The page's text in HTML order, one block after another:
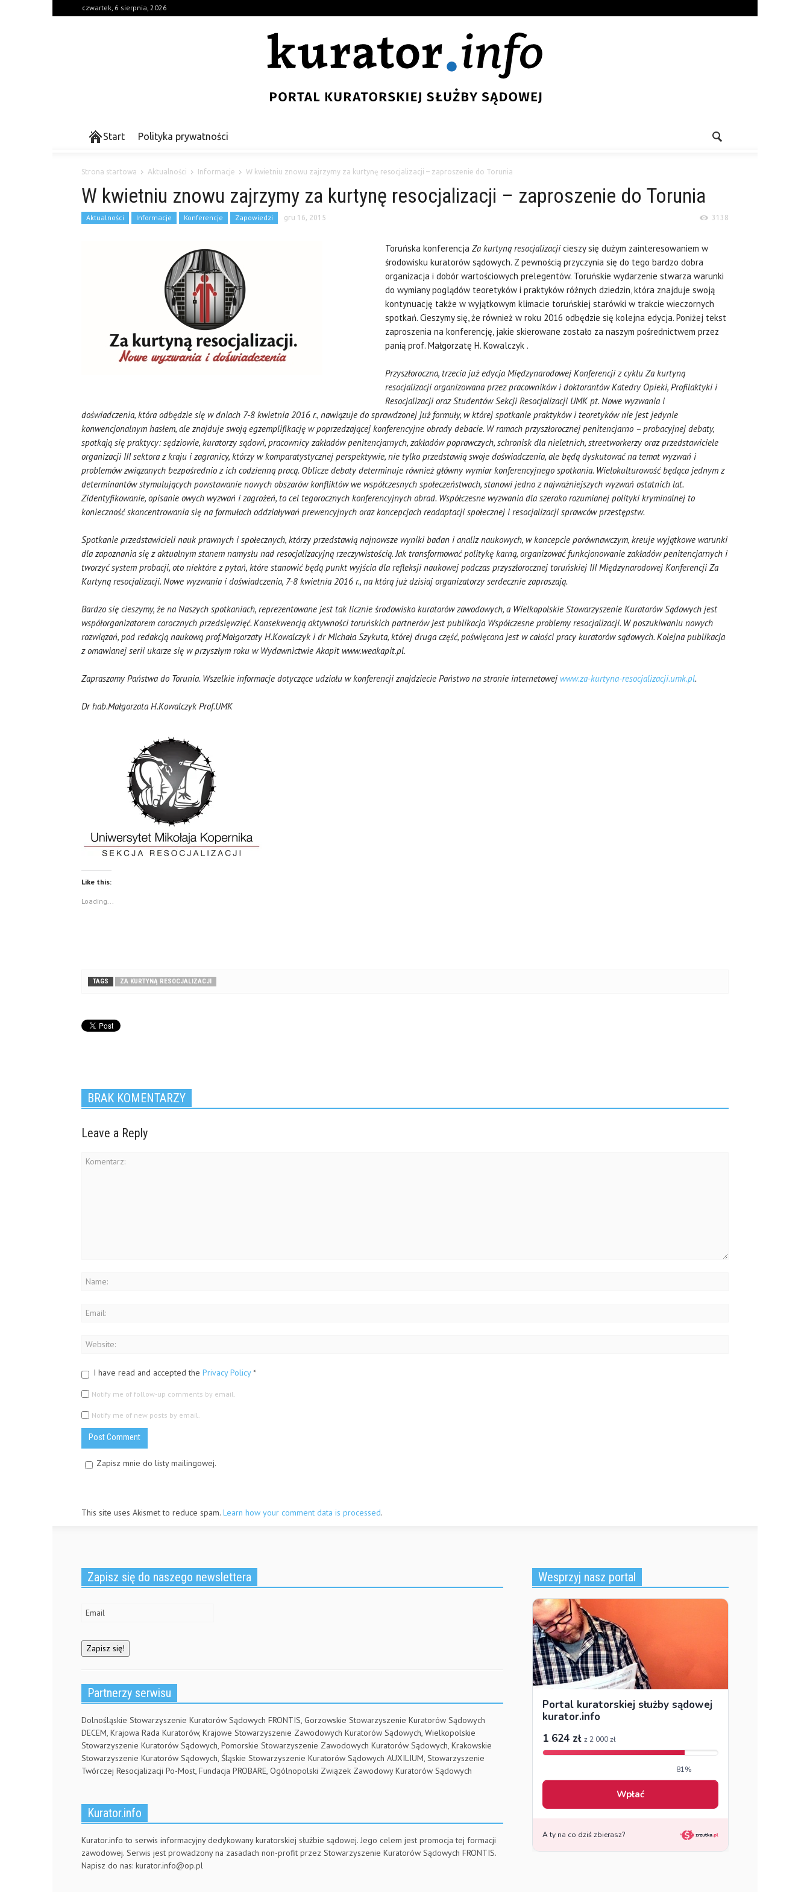
czwartek, 6 sierpnia, 2026
Start Polityka prywatności
Strona startowa Aktualności Informacje W kwietniu znowu zajrzymy za kurtynę resocjalizacji – zaproszenie do Torunia
W kwietniu znowu zajrzymy za kurtynę resocjalizacji – zaproszenie do Torunia
Aktualności Informacje Konferencje Zapowiedzi gru 16, 2015 3138
Toruńska konferencjaZa kurtyną resocjalizacjicieszy się dużym zainteresowaniem w
środowisku kuratorów sądowych. Z pewnością przyczynia się do tego bardzo dobra
organizacja i dobór wartościowych prelegentów. Toruńskie wydarzenie stwarza warunki
do wymiany poglądów teoretyków i praktyków różnych dziedzin, która znajduje swoją
kontynuację także w wyjątkowym klimacie toruńskiej starówki w trakcie wieczornych
spotkań. Cieszymy się, że również w roku 2016 odbędzie się kolejna edycja. Poniżej tekst
zaproszenia na konferencję, jakie skierowane zostało za naszym pośrednictwem przez
panią prof. Małgorzatę H. Kowalczyk .
Przyszłoroczna, trzecia już edycja Międzynarodowej Konferencji z cykluZa kurtyną
resocjalizacjiorganizowana przez pracowników i doktorantów Katedry Opieki, Profilaktyki i
Resocjalizacji oraz Studentów Sekcji Resocjalizacji UMK pt. Nowe wyzwania i
doświadczenia, która odbędzie się w dniach 7-8 kwietnia 2016 r., nawiązuje do sprawdzonej już formuły, w której spotkanie praktyków i teoretyków nie jest jedynie
konwencjonalnym hasłem, ale znajduje swoją egzemplifikację w poprzedzającej konferencyjne obrady debacie. W ramach przyszłorocznej penitencjarno – probacyjnej debaty,
spotkają się praktycy: sędziowie, kuratorzy sądowi, pracownicy zakładów penitencjarnych, zakładów poprawczych, schronisk dla nieletnich, streetworkerzy oraz przedstawiciele
organizacji III sektora z kraju i zagranicy, którzy w komparatystycznej perspektywie, nie tylko przedstawią swoje doświadczenia, ale będą dyskutować na temat wyzwań i
problemów związanych bezpośrednio z ich codzienną pracą. Oblicze debaty determinuje również główny wymiar konferencyjnego spotkania. Wielokulturowość będąca jednym z
determinantów stymulujących powstawanie nowych obszarów konfliktów we współczesnych społeczeństwach, stanowi jedno z najważniejszych wyzwań ostatnich lat.
Zidentyfikowanie, opisanie owych wyzwań i zagrożeń, to cel tegorocznych konferencyjnych obrad. Współczesne wyzwania dla szeroko rozumianej polityki kryminalnej to
konieczność skoncentrowania się na formułach oddziaływań prewencyjnych oraz koncepcjach readaptacji społecznej i resocjalizacji sprawców przestępstw.
Spotkanie przedstawicieli nauk prawnych i społecznych, którzy przedstawią najnowsze wyniki badan i analiz naukowych, w koncepcie porównawczym, kreuje wyjątkowe warunki
dla zapoznania się z aktualnym stanem namysłu nad resocjalizacyjną rzeczywistością. Jak transformować politykę karną, organizować funkcjonowanie zakładów penitencjarnych i
tworzyć system probacji, oto niektóre z pytań, które stanowić będą punkt wyjścia dla refleksji naukowej podczas przyszłorocznej toruńskiej IIIMiędzynarodowej Konferencji Za
Kurtyną resocjalizacji. Nowe wyzwania i doświadczenia, 7-8 kwietnia 2016 r., na którą już dzisiaj organizatorzy serdecznie zapraszają.
Bardzo się cieszymy, że na Naszych spotkaniach, reprezentowane jest tak licznie środowisko kuratorów zawodowych, a Wielkopolskie Stowarzyszenie Kuratorów Sądowych jest
współorganizatorem corocznych przedsięwzięć. Konsekwencją aktywności toruńskich partnerów jest publikacja Współczesne problemy resocjalizacji. W poszukiwaniu nowych
rozwiązań, pod redakcją naukową prof.Małgorzaty H.Kowalczyk i dr Michała Szykuta, której druga część, poświęcona jest w całości pracy kuratorów sądowych. Kolejna publikacja
z omawianej serii ukarze się w przyszłym roku w Wydawnictwie Akapit www.weakapit.pl.
Zapraszamy Państwa do Torunia. Wszelkie informacje dotyczące udziału w konferencji znajdziecie Państwo na stronie internetowej www.za-kurtyna-resocjalizacji.umk.pl.
Dr hab.Małgorzata H.Kowalczyk Prof.UMK
Like this:
Loading...
TAGS ZA KURTYNĄ RESOCJALIZACJI
BRAK KOMENTARZY
Leave a Reply
I have read and accepted the Privacy Policy*
Notify me of follow-up comments by email.
Notify me of new posts by email.
Zapisz mnie do listy mailingowej.
This site uses Akismet to reduce spam. Learn how your comment data is processed.
Zapisz się do naszego newslettera
Partnerzy serwisu
Dolnośląskie Stowarzyszenie Kuratorów Sądowych FRONTIS, Gorzowskie Stowarzyszenie Kuratorów Sądowych
DECEM, Krajowa Rada Kuratorów, Krajowe Stowarzyszenie Zawodowych Kuratorów Sądowych, Wielkopolskie
Stowarzyszenie Kuratorów Sądowych, Pomorskie Stowarzyszenie Zawodowych Kuratorów Sądowych, Krakowskie
Stowarzyszenie Kuratorów Sądowych, Śląskie Stowarzyszenie Kuratorów Sądowych AUXILIUM, Stowarzyszenie
Twórczej Resocjalizacji Po-Most, Fundacja PROBARE, Ogólnopolski Związek Zawodowy Kuratorów Sądowych
Kurator.info
Kurator.info to serwis informacyjny dedykowany kuratorskiej służbie sądowej. Jego celem jest promocja tej formacji
zawodowej. Serwis jest prowadzony na zasadach non-profit przez Stowarzyszenie Kuratorów Sądowych FRONTIS.
Napisz do nas: kurator.info@op.pl
Wesprzyj nasz portal